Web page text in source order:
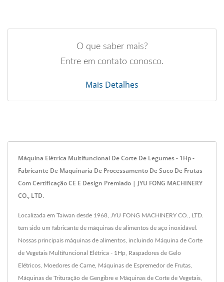
O que saber mais?
Entre em contato conosco.
Mais Detalhes
Máquina Elétrica Multifuncional De Corte De Legumes - 1Hp -
Fabricante De Maquinaria De Processamento De Suco De Frutas
Com Certificação CE E Design Premiado | JYU FONG MACHINERY
CO., LTD.
Localizada em Taiwan desde 1968, JYU FONG MACHINERY CO., LTD.
tem sido um fabricante de máquinas de alimentos de aço inoxidável.
Nossas principais máquinas de alimentos, incluindo Máquina de Corte
de Vegetais Multifuncional Elétrica - 1Hp, Raspadores de Gelo
Elétricos, Moedores de Carne, Máquinas de Espremedor de Frutas,
Máquinas de Trituração de Gengibre e Máquinas de Corte de Vegetais,